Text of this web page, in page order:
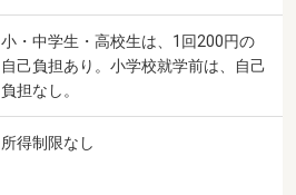
小・中学生・高校生は、1回200円の
自己負担あり。小学校就学前は、自己
負担なし。
所得制限なし